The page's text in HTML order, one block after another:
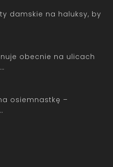
damskie na haluksy, by
obecnie na ulicach
osiemnastkę –